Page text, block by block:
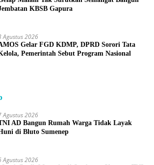
KBSB Gapura
Agustus 2026
Gelar FGD KDMP, DPRD Sorori Tata
Pemerintah Sebut Program Nasional
Agustus 2026
AD Bangun Rumah Warga Tidak Layak
di Bluto Sumenep
Agustus 2026